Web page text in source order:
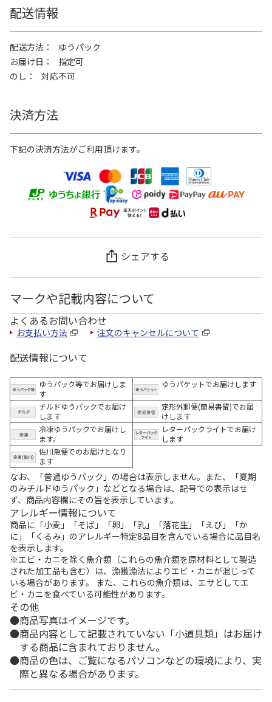
配送情報
配送方法
ゆうパック
お届け日
指定可
のし
対応不可
決済方法
下記の決済方法がご利用頂けます。
シェアする
マークや記載内容について
よくあるお問い合わせ
お支払い方法 注文のキャンセルについて
配送情報について
ゆうパック等でお届けしま
す
ゆうパケットでお届けします
チルドゆうパックでお届け
します
定形外郵便(簡易書留)でお届
けします
冷凍ゆうパックでお届けし
ます。
レターパックライトでお届け
します
佐川急便でのお届けとなり
ます
なお、「普通ゆうパック」の場合は表示しません。また、「夏期
のみチルドゆうパック」などとなる場合は、記号での表示はせ
ず、商品内容欄にその旨を表示しています。
アレルギー情報について
商品に「小麦」「そば」「卵」「乳」「落花生」「えび」「か
に」「くるみ」のアレルギー特定8品目を含んでいる場合に品目名
を表示します。
※エビ・カニを除く魚介類（これらの魚介類を原材料として製造
された加工品も含む）は、漁獲漁法によりエビ・カニが混じって
いる場合があります。 また、これらの魚介類は、エサとしてエ
ビ・カニを食べている可能性があります。
その他
商品写真はイメージです。
商品内容として記載されていない「小道具類」はお届け
する商品に含まれておりません。
商品の色は、ご覧になるパソコンなどの環境により、実
際と異なる場合があります。